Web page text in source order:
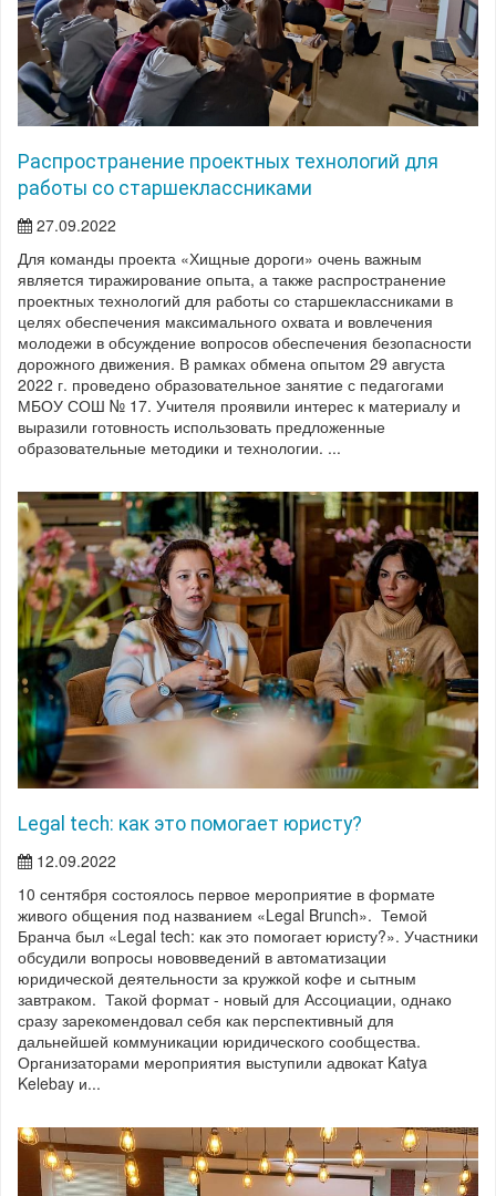
Распространение проектных технологий для
работы со старшеклассниками
27.09.2022
Для команды проекта «Хищные дороги» очень важным
является тиражирование опыта, а также распространение
проектных технологий для работы со старшеклассниками в
целях обеспечения максимального охвата и вовлечения
молодежи в обсуждение вопросов обеспечения безопасности
дорожного движения. В рамках обмена опытом 29 августа
2022 г. проведено образовательное занятие с педагогами
МБОУ СОШ № 17. Учителя проявили интерес к материалу и
выразили готовность использовать предложенные
образовательные методики и технологии. ...
Legal tech: как это помогает юристу?
12.09.2022
10 сентября состоялось первое мероприятие в формате
живого общения под названием «Legal Brunch». Темой
Бранча был «Legal tech: как это помогает юристу?». Участники
обсудили вопросы нововведений в автоматизации
юридической деятельности за кружкой кофе и сытным
завтраком. Такой формат - новый для Ассоциации, однако
сразу зарекомендовал себя как перспективный для
дальнейшей коммуникации юридического сообщества.
Организаторами мероприятия выступили адвокат Katya
Kelebay и...